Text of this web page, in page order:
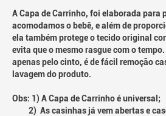
A Capa de Carrinho, foi elaborada para
acomodamos o bebê, e além de
ela também protege o tecido original
evita que o mesmo rasgue com o
apenas pelo cinto, é de fácil remoção
lavagem do produto.
Obs: 1) A Capa de Carrinho é universal;
2) As casinhas já vem abertas e